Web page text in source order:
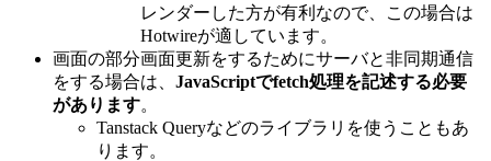
レンダーした方が有利なので、この場合は
Hotwireが適しています。
画面の部分画面更新をするためにサーバと非同期通信
をする場合は、 JavaScriptでfetch処理を記述する必要
があります。
Tanstack Queryなどのライブラリを使うこともあ
ります。